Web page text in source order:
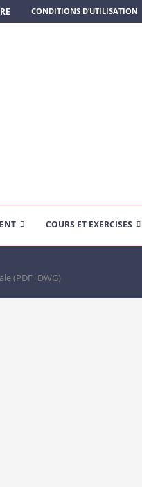
EN PLASTIQUE)
CONDITIONS D’UTILISATION
COURS ET EXERCISES
(PDF+DWG)